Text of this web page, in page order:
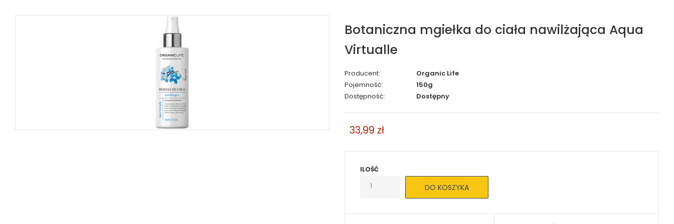
Botaniczna mgiełka do ciała nawilżająca Aqua
Virtualle
Producent:
Organic Life
Pojemność:
150g
Dostępność:
Dostępny
33,99 zł
ILOŚĆ